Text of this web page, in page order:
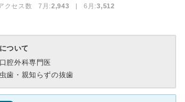
クセス数 7月:2,943 | 6月:3,512
ついて
口腔外科専門医
虫歯・親知らずの抜歯